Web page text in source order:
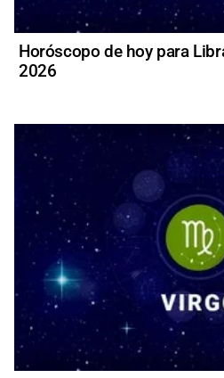
Horóscopo de hoy para
2026